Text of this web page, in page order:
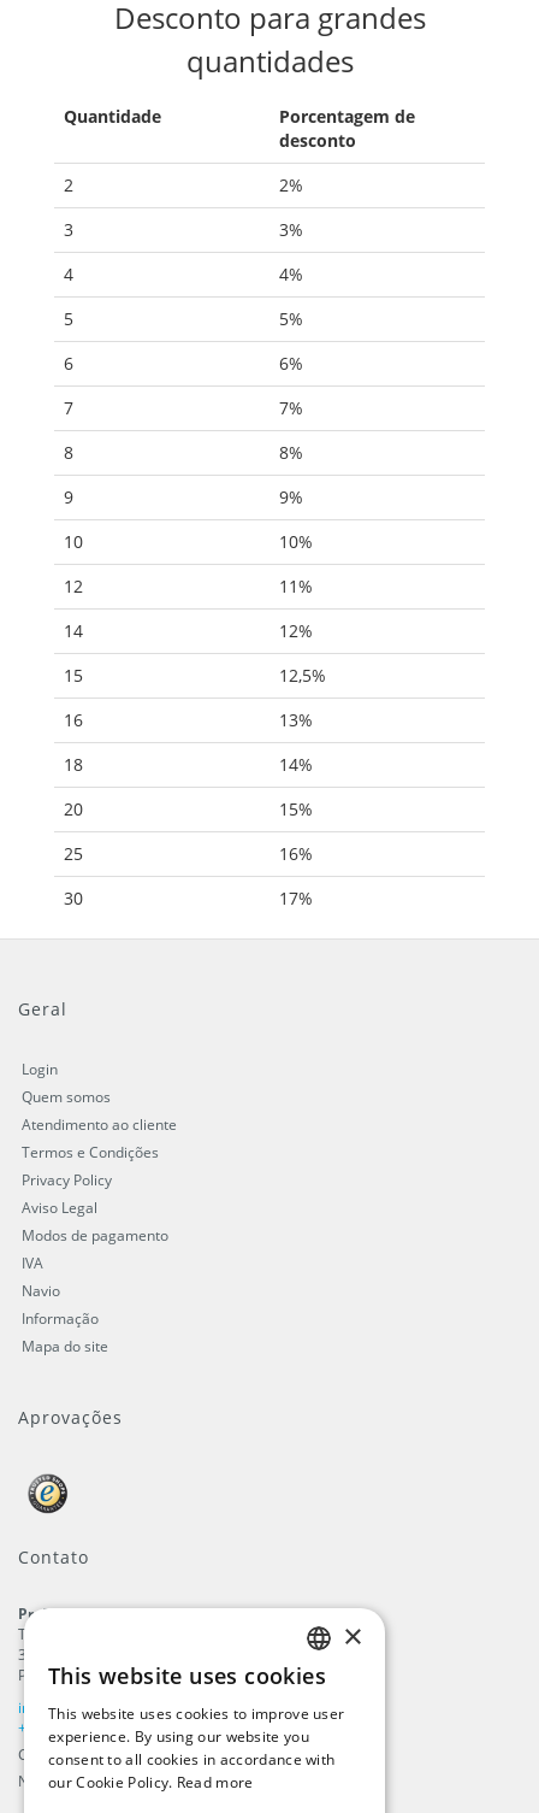
Desconto para grandes
quantidades
Quantidade
Porcentagem de
desconto
2
2%
3
3%
4
4%
5
5%
6
6%
7
7%
8
8%
9
9%
10
10%
12
11%
14
12%
15
12,5%
16
13%
18
14%
20
15%
25
16%
30
17%
Geral
Login
Quem somos
Atendimento ao cliente
Termos e Condições
Privacy Policy
Aviso Legal
Modos de pagamento
IVA
Navio
Informação
Mapa do site
Aprovações
Contato
ProFlags B.V.
Tilbury 8
3897 AC
Países Baixos
info@beachflags.com
+31 (0) 85 401 4648
Câmara do Comércio: 92559840
Número de Contribuinte: NL866099657B01
ENGLISH
DUTCH
GERMAN
×
This website uses cookies
This website uses cookies to improve user
experience. By using our website you
consent to all cookies in accordance with
our Cookie Policy. Read more